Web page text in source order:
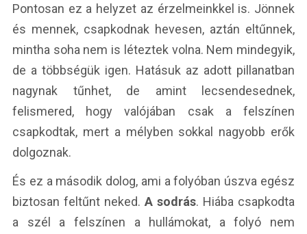
Pontosan ez a helyzet az érzelmeinkkel is. Jönnek
és mennek, csapkodnak hevesen, aztán eltűnnek,
mintha soha nem is léteztek volna. Nem mindegyik,
de a többségük igen. Hatásuk az adott pillanatban
nagynak tűnhet, de amint lecsendesednek,
felismered, hogy valójában csak a felszínen
csapkodtak, mert a mélyben sokkal nagyobb erők
dolgoznak.
És ez a második dolog, ami a folyóban úszva egész
biztosan feltűnt neked. A sodrás. Hiába csapkodta
a szél a felszínen a hullámokat, a folyó nem